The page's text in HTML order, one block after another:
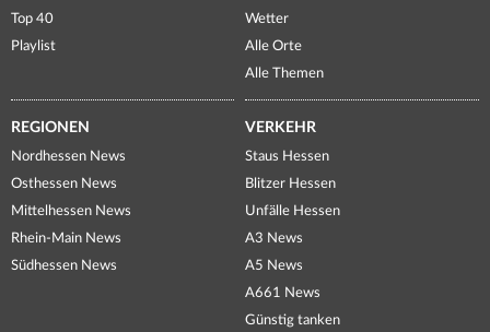
Top 40
Playlist
Wetter
Alle Orte
Alle Themen
REGIONEN
Nordhessen News
Osthessen News
Mittelhessen News
Rhein-Main News
Südhessen News
VERKEHR
Staus Hessen
Blitzer Hessen
Unfälle Hessen
A3 News
A5 News
A661 News
Günstig tanken